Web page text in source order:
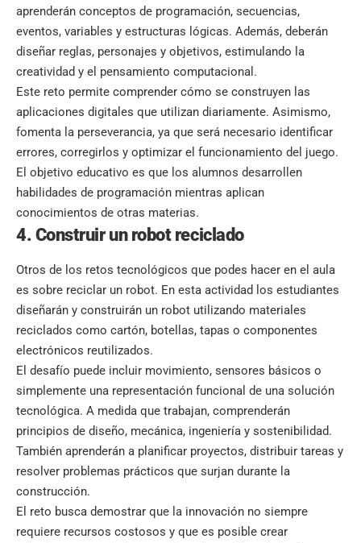
aprenderán conceptos de programación, secuencias,
eventos, variables y estructuras lógicas. Además, deberán
diseñar reglas, personajes y objetivos, estimulando la
creatividad y el pensamiento computacional.
Este reto permite comprender cómo se construyen las
aplicaciones digitales que utilizan diariamente. Asimismo,
fomenta la perseverancia, ya que será necesario identificar
errores, corregirlos y optimizar el funcionamiento del juego.
El objetivo educativo es que los alumnos desarrollen
habilidades de programación mientras aplican
conocimientos de otras materias.
4. Construir un robot reciclado
Otros de los retos tecnológicos que podes hacer en el aula
es sobre reciclar un robot. En esta actividad los estudiantes
diseñarán y construirán un robot utilizando materiales
reciclados como cartón, botellas, tapas o componentes
electrónicos reutilizados.
El desafío puede incluir movimiento, sensores básicos o
simplemente una representación funcional de una solución
tecnológica. A medida que trabajan, comprenderán
principios de diseño, mecánica, ingeniería y sostenibilidad.
También aprenderán a planificar proyectos, distribuir tareas y
resolver problemas prácticos que surjan durante la
construcción.
El reto busca demostrar que la innovación no siempre
requiere recursos costosos y que es posible crear